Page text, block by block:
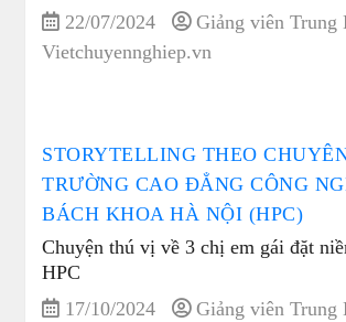
22/07/2024
Giảng viên Trung
Vietchuyennghiep.vn
STORYTELLING THEO
TRƯỜNG CAO ĐẲNG CÔNG
BÁCH KHOA HÀ NỘI (HPC)
Chuyện thú vị về 3 chị em gái đặt
HPC
17/10/2024
Giảng viên Trung